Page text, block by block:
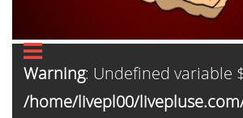
Warning: Undefined variable
/home/livepl00/